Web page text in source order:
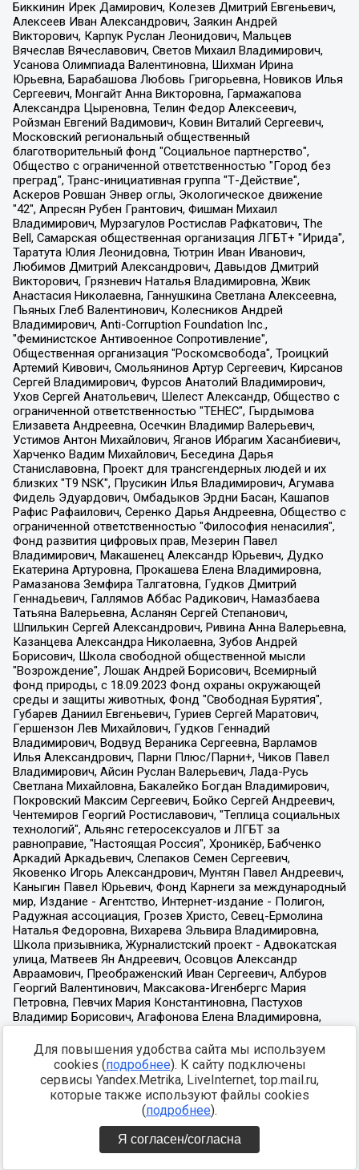
Для повышения удобства сайта мы используем
cookies (подробнее). К сайту подключены
сервисы Yandex.Metrika, LiveInternet, top.mail.ru,
которые также используют файлы cookies
(подробнее).
Я согласен/согласна